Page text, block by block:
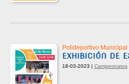
Polideportivo Municipal
EXHIBICIÓN DE
18-03-2023 | Campeonatos